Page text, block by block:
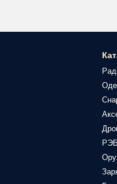
РЭБ